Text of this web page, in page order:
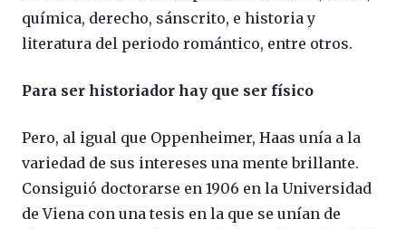
química, derecho, sánscrito, e historia y
literatura del periodo romántico, entre otros.
Para ser historiador hay que ser físico
Pero, al igual que Oppenheimer, Haas unía a la
variedad de sus intereses una mente brillante.
Consiguió doctorarse en 1906 en la Universidad
de Viena con una tesis en la que se unían de